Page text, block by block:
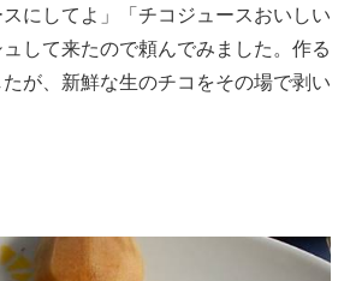
にしてよ」「チコジュースおいしい
して来たので頼んでみました。作る
が、新鮮な生のチコをその場で剥い